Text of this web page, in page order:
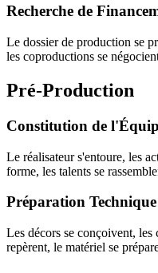
Recherche de
Le dossier de production se
les coproductions se
Pré-Production
Constitution de
Le réalisateur s'entoure, les
forme, les talents se
Préparation Technique
Les décors se conçoivent, les
repèrent, le matériel se